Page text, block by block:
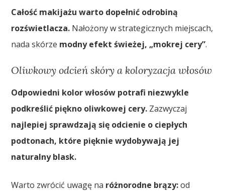
Całość makijażu warto dopełnić odrobiną
rozświetlacza. Nałożony w strategicznych miejscach,
nada skórze modny efekt świeżej, „mokrej cery”.
Oliwkowy odcień skóry a koloryzacja włosów
Odpowiedni kolor włosów potrafi niezwykle
podkreślić piękno oliwkowej cery. Zazwyczaj
najlepiej sprawdzają się odcienie o ciepłych
podtonach, które pięknie wydobywają jej
naturalny blask.
Warto zwrócić uwagę na różnorodne brązy:od